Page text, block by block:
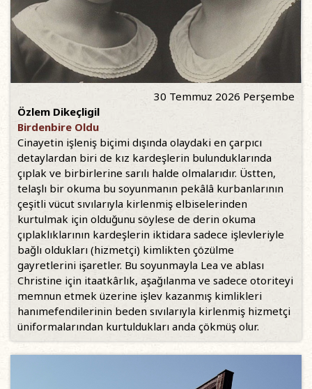
30 Temmuz 2026 Perşembe
Özlem Dikeçligil
Birdenbire Oldu
Cinayetin işleniş biçimi dışında olaydaki en çarpıcı
detaylardan biri de kız kardeşlerin bulunduklarında
çıplak ve birbirlerine sarılı halde olmalarıdır. Üstten,
telaşlı bir okuma bu soyunmanın pekâlâ kurbanlarının
çeşitli vücut sıvılarıyla kirlenmiş elbiselerinden
kurtulmak için olduğunu söylese de derin okuma
çıplaklıklarının kardeşlerin iktidara sadece işlevleriyle
bağlı oldukları (hizmetçi) kimlikten çözülme
gayretlerini işaretler. Bu soyunmayla Lea ve ablası
Christine için itaatkârlık, aşağılanma ve sadece otoriteyi
memnun etmek üzerine işlev kazanmış kimlikleri
hanımefendilerinin beden sıvılarıyla kirlenmiş hizmetçi
üniformalarından kurtuldukları anda çökmüş olur.